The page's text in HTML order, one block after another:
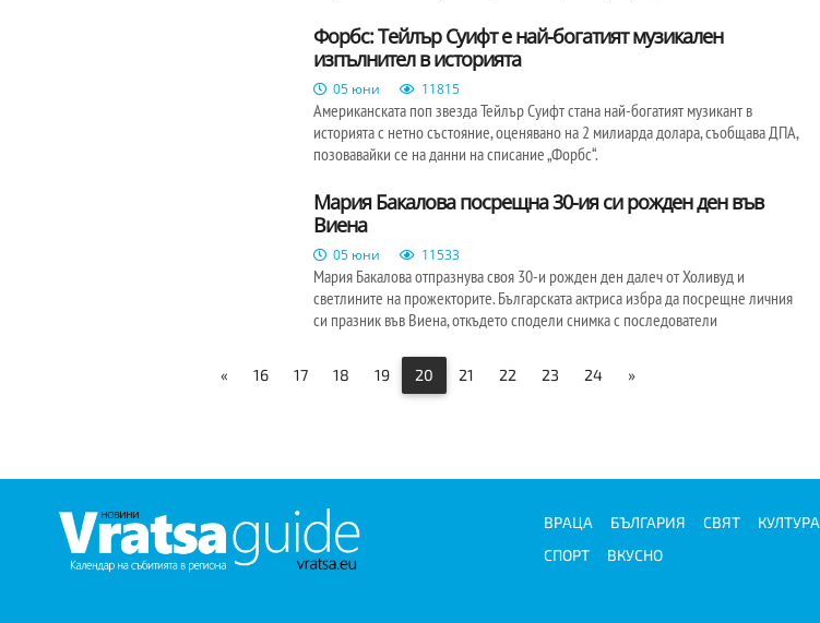
Форбс: Тейлър Суифт е най-богатият музикален
изпълнител в историята
05 юни 11815
Американската поп звезда Тейлър Суифт стана най-богатият музикант в
историята с нетно състояние, оценявано на 2 милиарда долара, съобщава ДПА,
позовавайки се на данни на списание „Форбс“.
Мария Бакалова посрещна 30-ия си рожден ден във
Виена
05 юни 11533
Мария Бакалова отпразнува своя 30-и рожден ден далеч от Холивуд и
светлините на прожекторите. Българската актриса избра да посрещне личния
си празник във Виена, откъдето сподели снимка с последователи
« 16 17 18 19 20 21 22 23 24 »
ВРАЦА БЪЛГАРИЯ СВЯТ КУЛТУРА
СПОРТ
ВКУСНО